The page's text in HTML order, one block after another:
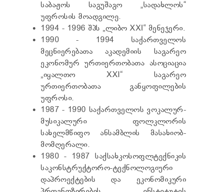
საბაჟოს საგუშაგო „სადახლოს“
უფროსის მოადგილე.
1994 - 1996 შპს „ლიბო XXI“ მენეჯერი.
1990 - 1994 საქართველოს
მეცნიერებათა აკადემიის საგარეო
ეკონომურ ურთიერთობათა ასოციაცია
„იყალთო XXI“ საგარეო
ურთიერთობათა განყოფილების
უფროსი.
1987 - 1990 საქართველოს ვოკალურ-
მუსიკალური ფოლკლორის
სახელმწიფო ანსამბლის მასახიობ-
მომღერალი.
1980 - 1987 საქსახკოსოფლტექნიკის
საკონსტრუქტორო-ტექნოლოგიური
დაპროექტების და ეკონომიკური